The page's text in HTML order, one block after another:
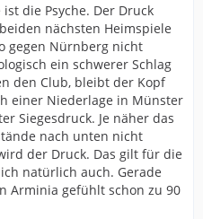
die Psyche. Der Druck
nächsten Heimspiele
gegen Nürnberg nicht
ein schwerer Schlag
den Club, bleibt der Kopf
einer Niederlage in Münster
Siegesdruck. Je näher das
nach unten nicht
der Druck. Das gilt für die
natürlich auch. Gerade
Arminia gefühlt schon zu 90